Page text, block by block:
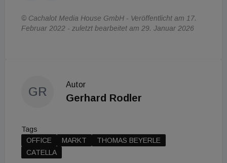
© Cachalot Media House GmbH - Veröffentlicht am 17.
Februar 2022 - zuletzt bearbeitet am 29. Januar 2026
GR
Autor
Gerhard Rodler
Tags
OFFICE
MARKT
THOMAS BEYERLE
CATELLA